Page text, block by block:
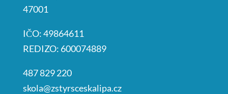
47001
IČO: 49864611
REDIZO: 600074889
487 829 220
skola@zstyrsceskalipa.cz